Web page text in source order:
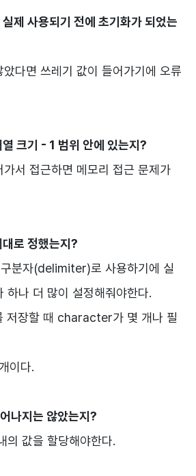
제 사용되기 전에 초기화가 되었는
다면 쓰레기 값이 들어가기에 오류
크기 - 1 범위 안에 있는지?
가서 접근하면 메모리 접근 문제가
로 정했는지?
분자(delimiter)로 사용하기에 실
하나 더 많이 설정해줘야한다.
저장할 때 character가 몇 개나 필
이다.
나지는 않았는지?
의 값을 할당해야한다.